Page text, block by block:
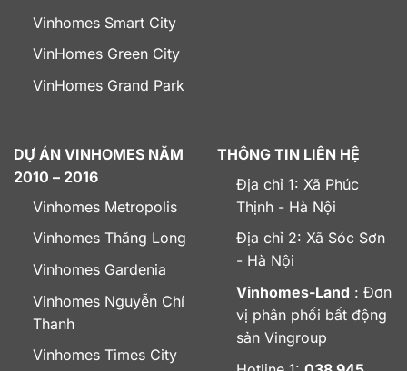
Vinhomes Smart City
VinHomes Green City
VinHomes Grand Park
DỰ ÁN VINHOMES NĂM
2010 – 2016
Vinhomes Metropolis
Vinhomes Thăng Long
Vinhomes Gardenia
Vinhomes Nguyễn Chí
Thanh
Vinhomes Times City
THÔNG TIN LIÊN HỆ
Địa chỉ 1: Xã Phúc
Thịnh - Hà Nội
Địa chỉ 2: Xã Sóc Sơn
- Hà Nội
Vinhomes-Land : Đơn
vị phân phối bất động
sản Vingroup